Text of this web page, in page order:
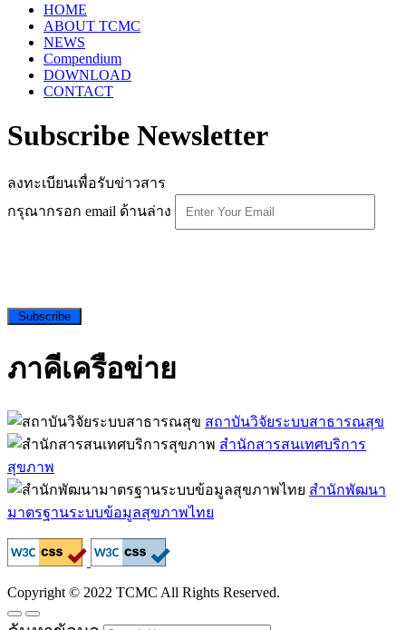
HOME
ABOUT TCMC
NEWS
Compendium
DOWNLOAD
CONTACT
Subscribe Newsletter
ลงทะเบียนเพื่อรับข่าวสาร
กรุณากรอก email ด้านล่าง
Subscribe
ภาคีเครือข่าย
สถาบันวิจัยระบบสาธารณสุข
สำนักสารสนเทศบริการ
สุขภาพ
สำนักพัฒนา
มาตรฐานระบบข้อมูลสุขภาพไทย
Copyright © 2022 TCMC All Rights Reserved.